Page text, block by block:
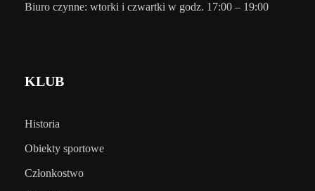
Biuro czynne: wtorki i czwartki w godz. 17:00 – 19:00
KLUB
Historia
Obiekty sportowe
Członkostwo